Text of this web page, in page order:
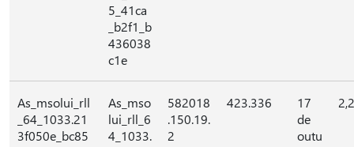
5_41ca
_b2f1_b
436038
c1e
As_msolui_rll
_64_1033.21
3f050e_bc85
As_mso
lui_rll_6
4_1033.
582018
.150.19.
2
423.336
17
de
outu